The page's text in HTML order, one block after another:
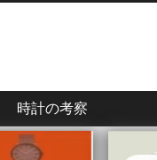
時計の考察